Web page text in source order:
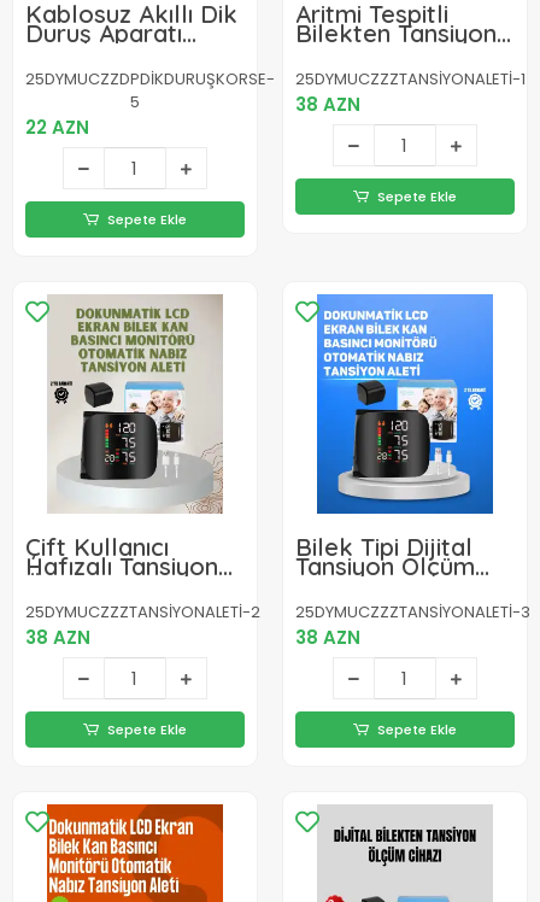
Kablosuz Akıllı Dik
Duruş Aparatı
Titreşim
Hatırlatma
Özellikli
Destekleyici
25DYMUCZZDPDİKDURUŞKORSE-
5
22 AZN
Sepete Ekle
Aritmi Tespitli
Bilekten Tansiyon
Aleti
25DYMUCZZZTANSİYONALETİ-1
38 AZN
Sepete Ekle
Çift Kullanıcı
Hafızalı Tansiyon
Ölçer
25DYMUCZZZTANSİYONALETİ-2
38 AZN
Sepete Ekle
Bilek Tipi Dijital
Tansiyon Ölçüm
Cihazı
25DYMUCZZZTANSİYONALETİ-3
38 AZN
Sepete Ekle